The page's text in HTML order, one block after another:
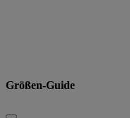
Größen-Guide